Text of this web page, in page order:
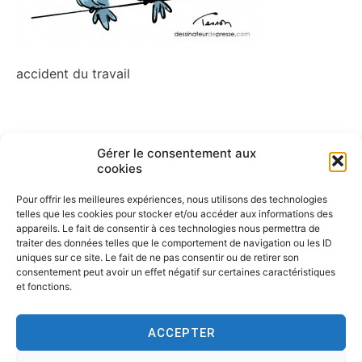
Gérer le consentement aux
cookies
Pour offrir les meilleures expériences, nous utilisons des technologies
telles que les cookies pour stocker et/ou accéder aux informations des
appareils. Le fait de consentir à ces technologies nous permettra de
traiter des données telles que le comportement de navigation ou les ID
uniques sur ce site. Le fait de ne pas consentir ou de retirer son
consentement peut avoir un effet négatif sur certaines caractéristiques
et fonctions.
ACCEPTER
accident du travail
Navigation
de
l’article
ARTICLE PRÉCÉDENT
Accident du travail illustration